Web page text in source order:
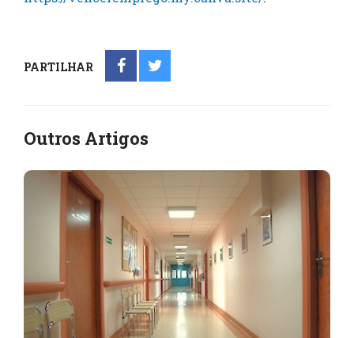
PARTILHAR
Outros Artigos